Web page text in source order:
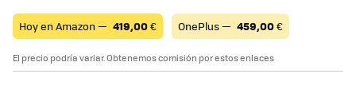
Hoy en Amazon — 419,00€ OnePlus — 459,00€
El precio podría variar. Obtenemos comisión por estos enlaces